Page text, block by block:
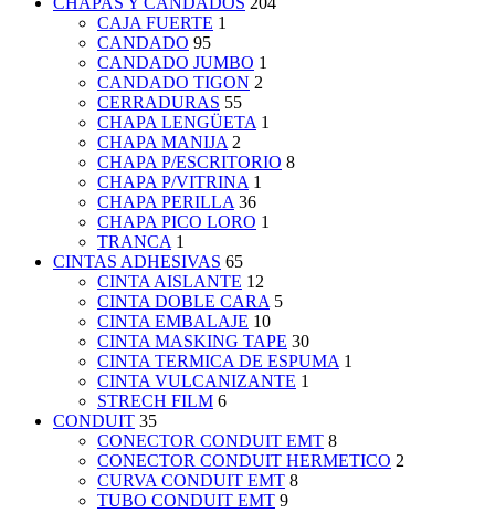
CAJA FUERTE 1
CANDADO 95
CANDADO JUMBO 1
CANDADO TIGON 2
CERRADURAS 55
CHAPA LENGÜETA 1
CHAPA MANIJA 2
CHAPA P/ESCRITORIO 8
CHAPA P/VITRINA 1
CHAPA PERILLA 36
CHAPA PICO LORO 1
TRANCA 1
CINTAS ADHESIVAS 65
CINTA AISLANTE 12
CINTA DOBLE CARA 5
CINTA EMBALAJE 10
CINTA MASKING TAPE 30
CINTA TERMICA DE ESPUMA 1
CINTA VULCANIZANTE 1
STRECH FILM 6
CONDUIT 35
CONECTOR CONDUIT EMT 8
CONECTOR CONDUIT HERMETICO 2
CURVA CONDUIT EMT 8
TUBO CONDUIT EMT 9